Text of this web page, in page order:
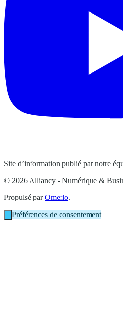
Site d’information publié par notre
© 2026 Alliancy - Numérique &
Propulsé parOmerlo.
Préférences de consentement